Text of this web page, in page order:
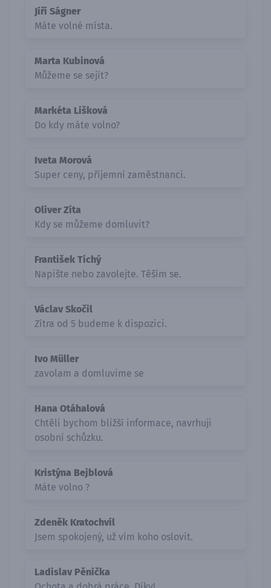
Jiří Ságner
Máte volné místa.
Marta Kubinová
Můžeme se sejít?
Markéta Lišková
Do kdy máte volno?
Iveta Morová
Super ceny, příjemní zaměstnanci.
Oliver Zíta
Kdy se můžeme domluvit?
František Tichý
Napište nebo zavolejte. Těším se.
Václav Skočil
Zítra od 5 budeme k dispozici.
Ivo Müller
zavolam a domluvime se
Hana Otáhalová
Chtěli bychom bližší informace, navrhuji
osobní schůzku.
Kristýna Bejblová
Máte volno ?
Zdeněk Kratochvíl
Jsem spokojený, už vím koho oslovit.
Ladislav Pěnička